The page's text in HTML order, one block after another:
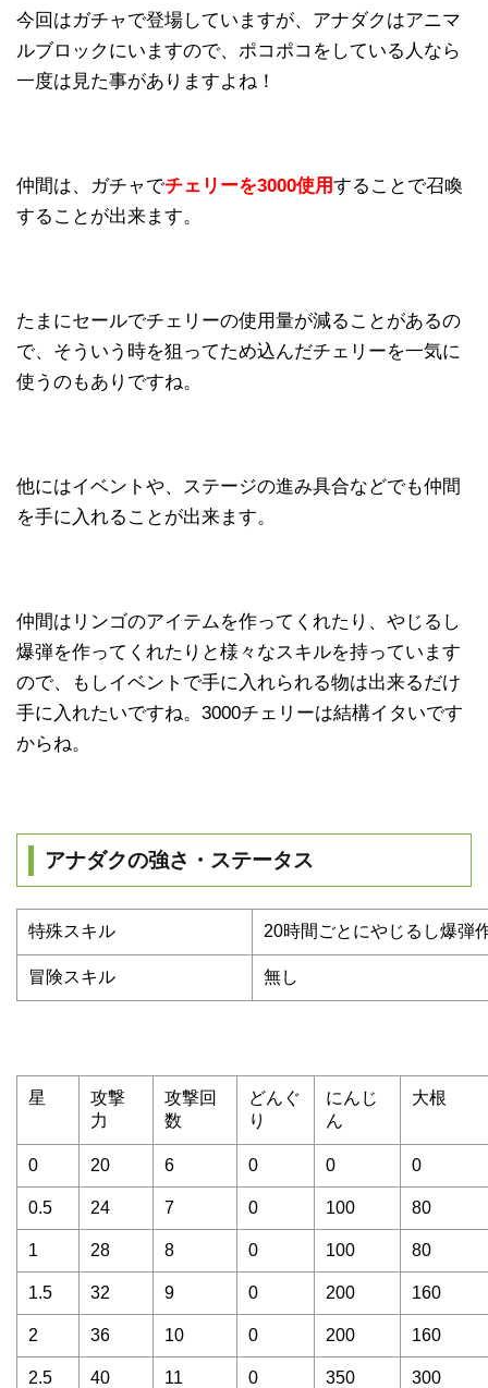
今回はガチャで登場していますが、アナダクはアニマ
ルブロックにいますので、ポコポコをしている人なら
一度は見た事がありますよね！
仲間は、ガチャでチェリーを3000使用することで召喚
することが出来ます。
たまにセールでチェリーの使用量が減ることがあるの
で、そういう時を狙ってため込んだチェリーを一気に
使うのもありですね。
他にはイベントや、ステージの進み具合などでも仲間
を手に入れることが出来ます。
仲間はリンゴのアイテムを作ってくれたり、やじるし
爆弾を作ってくれたりと様々なスキルを持っています
ので、もしイベントで手に入れられる物は出来るだけ
手に入れたいですね。3000チェリーは結構イタいです
からね。
アナダクの強さ・ステータス
特殊スキル 20時間ごとにやじるし爆弾
冒険スキル 無し
星
攻撃
力
攻撃回
数
どんぐ
り
にんじ
ん
大根
0 20 6 0 0 0
0.5 24 7 0 100 80
1 28 8 0 100 80
1.5 32 9 0 200 160
2 36 10 0 200 160
2.5 40 11 0 350 300